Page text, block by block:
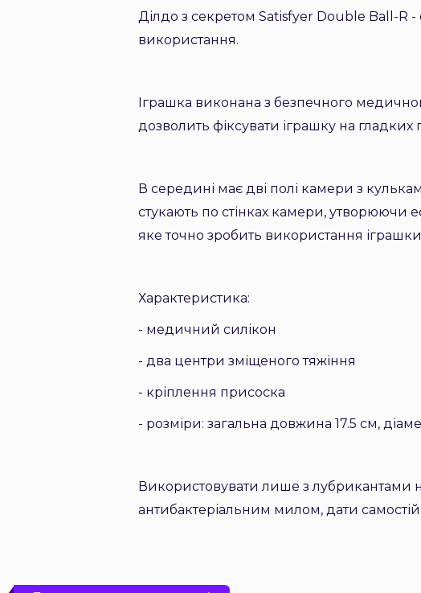
Ділдо з секретом Satisfyer Double Ball-R
використання.
Іграшка виконана з безпечного
дозволить фіксувати іграшку на гладких
В середині має дві полі камери з
стукають по стінках камери, утворюючи
яке точно зробить використання
Характеристика:
- медичний силікон
- два центри зміщеного тяжіння
- кріплення присоска
- розміри: загальна довжина 17.5 см,
Використовувати лише з лубрикантами
антибактеріальним милом, дати